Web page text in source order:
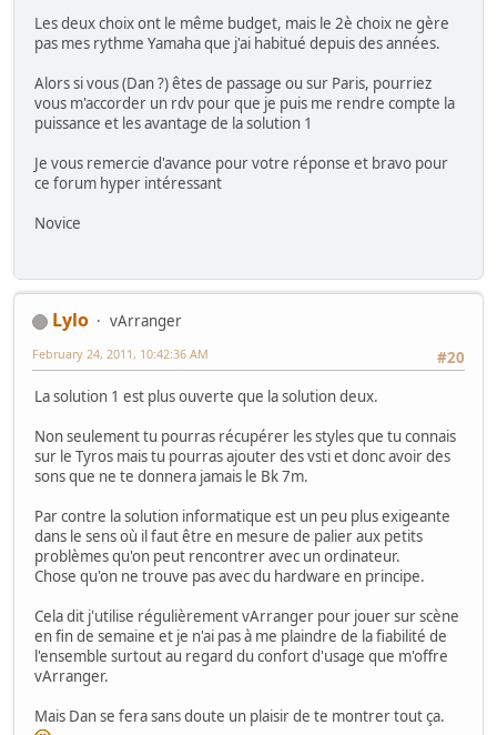
Les deux choix ont le même budget, mais le 2è choix ne gère
pas mes rythme Yamaha que j'ai habitué depuis des années.
Alors si vous (Dan ?) êtes de passage ou sur Paris, pourriez
vous m'accorder un rdv pour que je puis me rendre compte la
puissance et les avantage de la solution 1
Je vous remercie d'avance pour votre réponse et bravo pour
ce forum hyper intéressant
Novice
Lylo
vArranger
#20
February 24, 2011, 10:42:36 AM
La solution 1 est plus ouverte que la solution deux.
Non seulement tu pourras récupérer les styles que tu connais
sur le Tyros mais tu pourras ajouter des vsti et donc avoir des
sons que ne te donnera jamais le Bk 7m.
Par contre la solution informatique est un peu plus exigeante
dans le sens où il faut être en mesure de palier aux petits
problèmes qu'on peut rencontrer avec un ordinateur.
Chose qu'on ne trouve pas avec du hardware en principe.
Cela dit j'utilise régulièrement vArranger pour jouer sur scène
en fin de semaine et je n'ai pas à me plaindre de la fiabilité de
l'ensemble surtout au regard du confort d'usage que m'offre
vArranger.
Mais Dan se fera sans doute un plaisir de te montrer tout ça.